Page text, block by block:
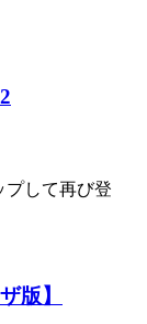
プして再び登
版】